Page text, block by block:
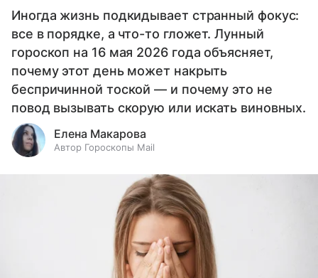
Иногда жизнь подкидывает странный фокус:
все в порядке, а что-то гложет. Лунный
гороскоп на 16 мая 2026 года объясняет,
почему этот день может накрыть
беспричинной тоской — и почему это не
повод вызывать скорую или искать виновных.
Елена Макарова
Автор Гороскопы Mail